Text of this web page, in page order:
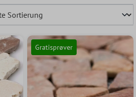
Gratisprøver